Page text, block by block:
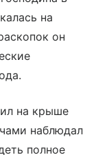
на
он
на крыше
наблюдал
полное